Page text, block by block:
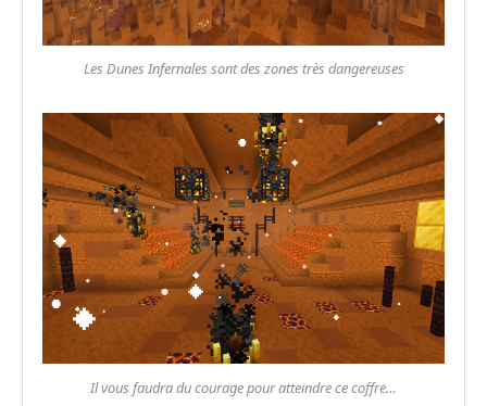
Les Dunes Infernales sont des zones très dangereuses
Il vous faudra du courage pour atteindre ce coffre…